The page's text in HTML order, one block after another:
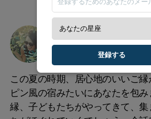
レジャー
★★★★★
この夏の時期、居心地のいいご
ピン風の宿みたいにあなたを包み
縁、子どもたちがやってきて、
登録する